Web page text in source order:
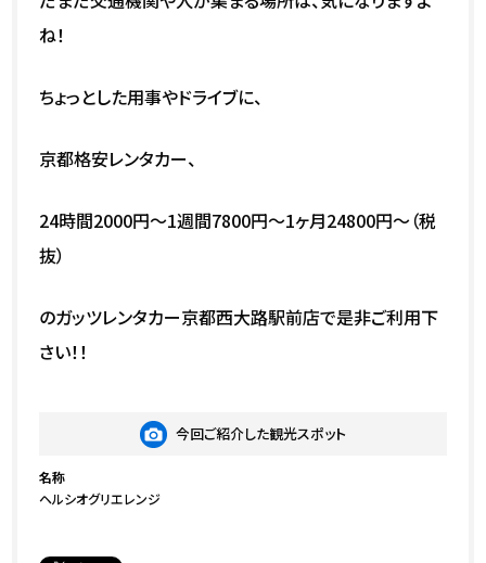
ね！
ちょっとした用事やドライブに、
京都格安レンタカー、
24時間2000円～1週間7800円～1ヶ月24800円～（税
抜）
のガッツレンタカー京都西大路駅前店で是非ご利用下
さい！！
今回ご紹介した観光スポット
名称
ヘルシオグリエレンジ